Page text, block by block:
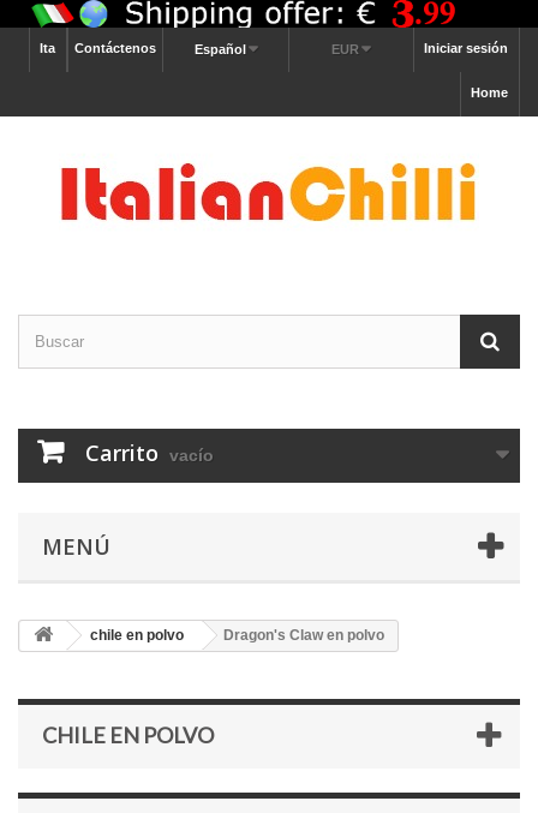
Iniciar sesión
EUR
Español
Contáctenos
Ita
Home
Carrito vacío
MENÚ
chile en polvo Dragon's Claw en polvo
CHILE EN POLVO